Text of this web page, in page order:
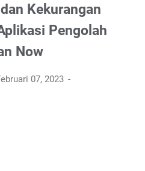
Kekurangan
Pengolah
Now
07, 2023